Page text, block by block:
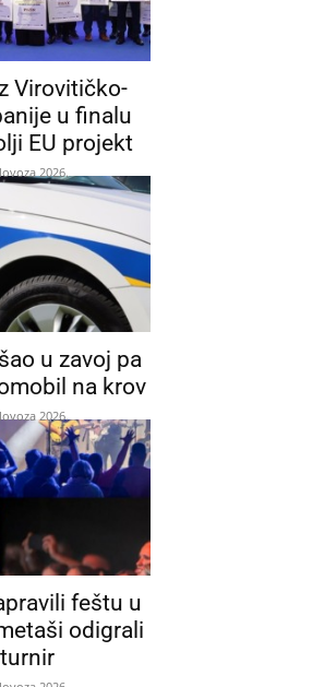
Virovitičko-
u finalu
EU projekt
2026.
u zavoj pa
na krov
2026.
feštu u
odigrali